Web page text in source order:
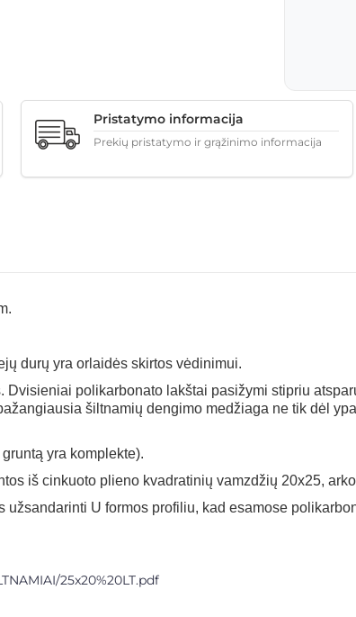
Pristatymo informacija
Prekių pristatymo ir grąžinimo informacija
durų yra orlaidės skirtos vėdinimui.
Dvisieniai polikarbonato lakštai pasižymi stipriu
šiltnamių dengimo medžiaga ne tik dėl
yra komplekte).
iš cinkuoto plieno kvadratinių vamzdžių 20x25,
U formos profiliu, kad esamose
25x20%20LT.pdf